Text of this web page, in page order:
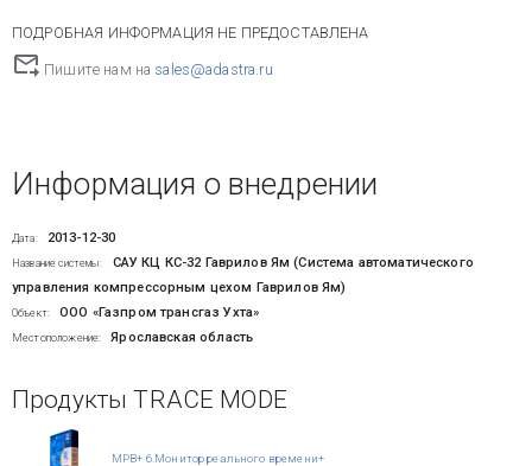
ПОДРОБНАЯ ИНФОРМАЦИЯ НЕ ПРЕДОСТАВЛЕНА
Пишите нам на sales@adastra.ru
Информация о внедрении
Дата: 2013-12-30
Название системы:
САУ КЦ КС-32 Гаврилов Ям (Система автоматического
управления компрессорным цехом Гаврилов Ям)
Объект: ООО «Газпром трансгаз Ухта»
Местоположение: Ярославская область
Продукты TRACE MODE
МРВ+ 6.Монитор реального времени+